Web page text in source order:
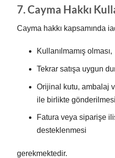
7. Cayma Hakkı
Cayma hakkı kapsamında
Kullanılmamış olması,
Tekrar satışa uygun
Orijinal kutu, ambalaj
ile birlikte
Fatura veya siparişe
desteklenmesi
gerekmektedir.